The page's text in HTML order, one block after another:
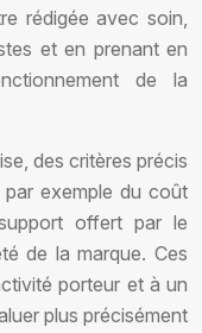
rédigée avec soin,
et en prenant en
de la
des critères précis
exemple du coût
offert par le
de la marque. Ces
porteur et à un
plus précisément